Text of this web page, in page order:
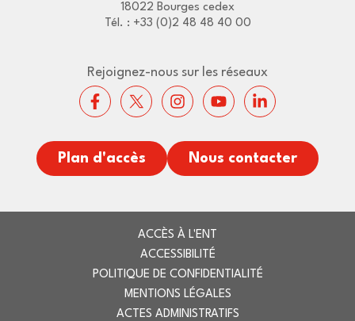
18022 Bourges cedex
Tél. : +33 (0)2 48 48 40 00
Rejoignez-nous sur les réseaux
Plan d'accès Nous contacter
ACCÈS À L'ENT
ACCESSIBILITÉ
POLITIQUE DE CONFIDENTIALITÉ
MENTIONS LÉGALES
ACTES ADMINISTRATIFS